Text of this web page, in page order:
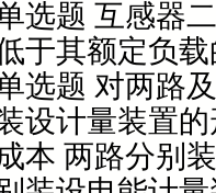
选题 互感器
于其额定负载
选题 对两路
设计量装置
本 两路分别